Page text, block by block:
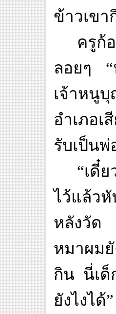
ข้าวเขา
ครูก้
ลอยๆ “
เจ้าหนู
อำเภอ
รับเป็นพ่
“เดี๋
ไว้แล้ว
หลังวัด
หมาผม
กิน นี่เด็
ยังไงได้”